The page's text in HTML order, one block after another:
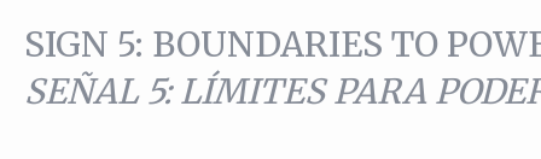
SIGN 5: BOUNDARIES TO
SEÑAL 5: LÍMITES PARA